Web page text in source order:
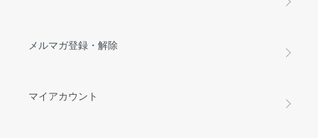
メルマガ登録・解除
マイアカウント